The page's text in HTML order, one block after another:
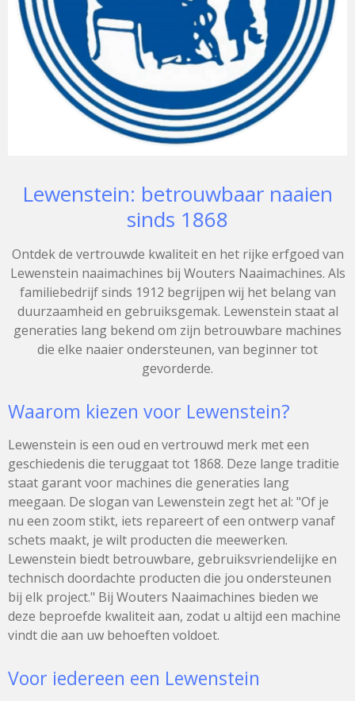
Lewenstein: betrouwbaar naaien
sinds 1868
Ontdek de vertrouwde kwaliteit en het rijke erfgoed van
Lewenstein naaimachines bij Wouters Naaimachines. Als
familiebedrijf sinds 1912 begrijpen wij het belang van
duurzaamheid en gebruiksgemak. Lewenstein staat al
generaties lang bekend om zijn betrouwbare machines
die elke naaier ondersteunen, van beginner tot
gevorderde.
Waarom kiezen voor Lewenstein?
Lewenstein is een oud en vertrouwd merk met een
geschiedenis die teruggaat tot 1868. Deze lange traditie
staat garant voor machines die generaties lang
meegaan. De slogan van Lewenstein zegt het al: "Of je
nu een zoom stikt, iets repareert of een ontwerp vanaf
schets maakt, je wilt producten die meewerken.
Lewenstein biedt betrouwbare, gebruiksvriendelijke en
technisch doordachte producten die jou ondersteunen
bij elk project." Bij Wouters Naaimachines bieden we
deze beproefde kwaliteit aan, zodat u altijd een machine
vindt die aan uw behoeften voldoet.
Voor iedereen een Lewenstein